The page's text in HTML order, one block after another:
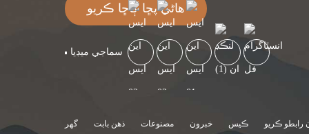
هاڻي پڇا ڳاڇا ڪريو
سماجي ميڊيا
گھر ذهن بابت مصنوعات خبرون ڪيس رابطو ڪريو